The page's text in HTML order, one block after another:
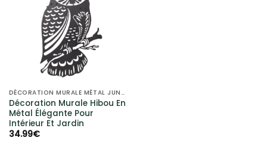
DÉCORATION MURALE MÉTAL JUNGLE
Décoration Murale Hibou En
Métal Élégante Pour
Intérieur Et Jardin
34.99€